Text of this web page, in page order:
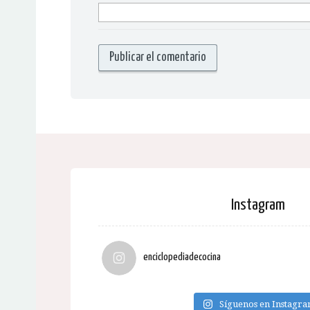
Instagram
enciclopediadecocina
Síguenos en